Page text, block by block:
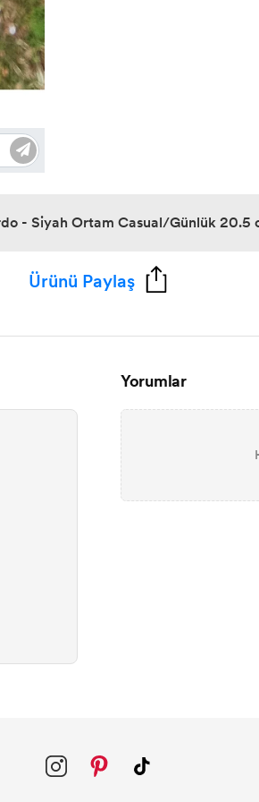
- Siyah Ortam Casual/Günlük 20.5
Ürünü Paylaş
Yorumlar